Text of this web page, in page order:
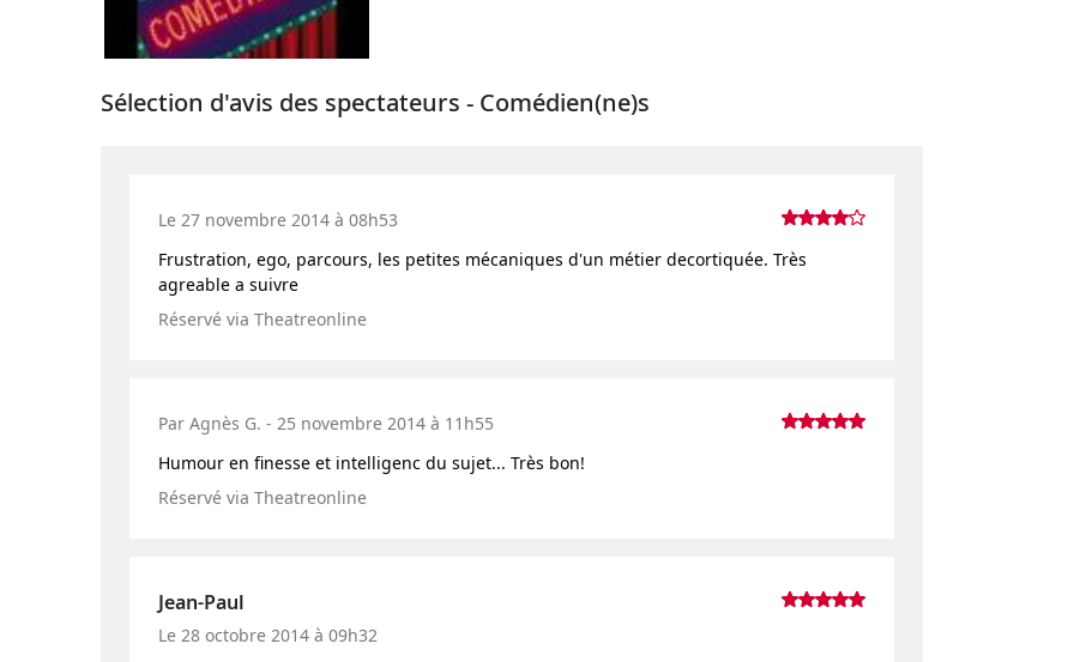
Sélection d'avis des spectateurs - Comédien(ne)s
Le 27 novembre 2014 à 08h53
Frustration, ego, parcours, les petites mécaniques d'un métier decortiquée. Très
agreable a suivre
Réservé via Theatreonline
Par Agnès G. - 25 novembre 2014 à 11h55
Humour en finesse et intelligenc du sujet... Très bon!
Réservé via Theatreonline
Jean-Paul
Le 28 octobre 2014 à 09h32